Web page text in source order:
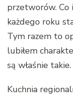
przetworów. Co
każdego roku
Tym razem to
lubiłem
są właśnie takie.
Kuchnia